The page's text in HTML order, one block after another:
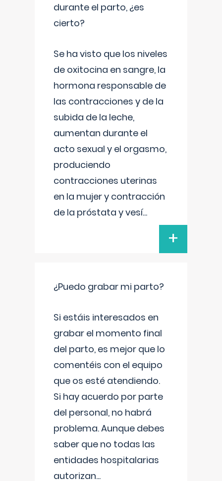
durante el parto, ¿es
cierto?
Se ha visto que los niveles
de oxitocina en sangre, la
hormona responsable de
las contracciones y de la
subida de la leche,
aumentan durante el
acto sexual y el orgasmo,
produciendo
contracciones uterinas
en la mujer y contracción
de la próstata y vesí...
+
¿Puedo grabar mi parto?
Si estáis interesados en
grabar el momento final
del parto, es mejor que lo
comentéis con el equipo
que os esté atendiendo.
Si hay acuerdo por parte
del personal, no habrá
problema. Aunque debes
saber que no todas las
entidades hospitalarias
autorizan...